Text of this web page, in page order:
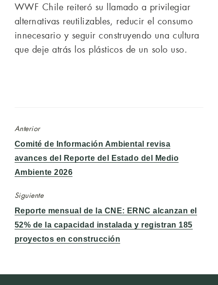
WWF Chile reiteró su llamado a privilegiar
alternativas reutilizables, reducir el consumo
innecesario y seguir construyendo una cultura
que deje atrás los plásticos de un solo uso.
Anterior
Entrada
anterior:
Comité de Información Ambiental revisa
avances del Reporte del Estado del Medio
Ambiente 2026
Siguiente
Entrada
siguiente:
Reporte mensual de la CNE: ERNC alcanzan el
52% de la capacidad instalada y registran 185
proyectos en construcción